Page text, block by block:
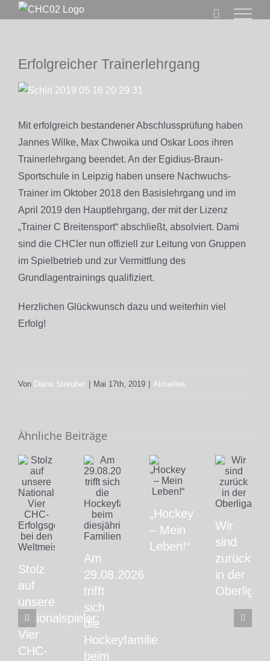
Erfolgreicher Trainerlehrgang
Zeige
Bild
Mit erfolgreich bestandener Abschlussprüfung haben
Jannes Wilke, Max Chwoika und Oskar Loos ihren
Trainerlehrgang beendet. An der Egidius-Braun-
Sportschule in Leipzig haben unsere Nachwuchs-
Trainer im Oktober 2018 den Basislehrgang und im
April 2019 den Hauptlehrgang, der mit der Lizenz
„Trainer C Breitensport“ abschließt, absolviert. Dami
sind die CHCler nun offiziell zur Leitung von Gruppen
im Spielbetrieb und zur Vermittlung des
Grundlagentrainings qualifiziert.
Herzlichen Glückwunsch dazu und weiterhin viel
Erfolg!
Von Diana Streuber Mai 17th, 2019 Aktuelles
Ähnliche Beiträge
Stolz
auf
unsere
Nationalspieler:
Vier
CHC-
Am
29.08.2026
trifft
sich
die
Hockeyfamilie
beim
„Hockey
– Mein
Leben!“
Wir
sind
zurück
in der
Oberliga!